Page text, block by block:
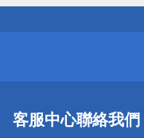
請小心！
請小心！
客服中心聯絡我們